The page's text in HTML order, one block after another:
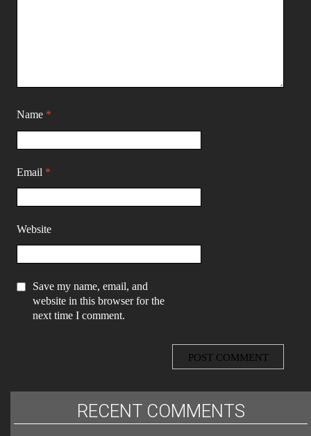
Name *
Email *
Website
Save my name, email, and
website in this browser for the
next time I comment.
RECENT COMMENTS